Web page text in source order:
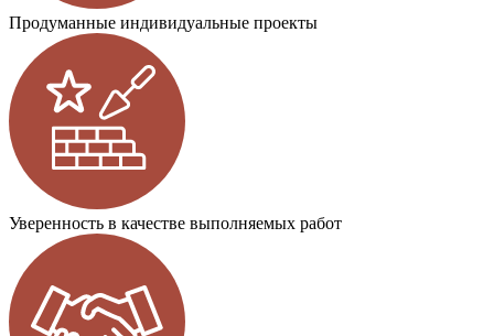
Продуманные индивидуальные проекты
Уверенность в качестве выполняемых работ